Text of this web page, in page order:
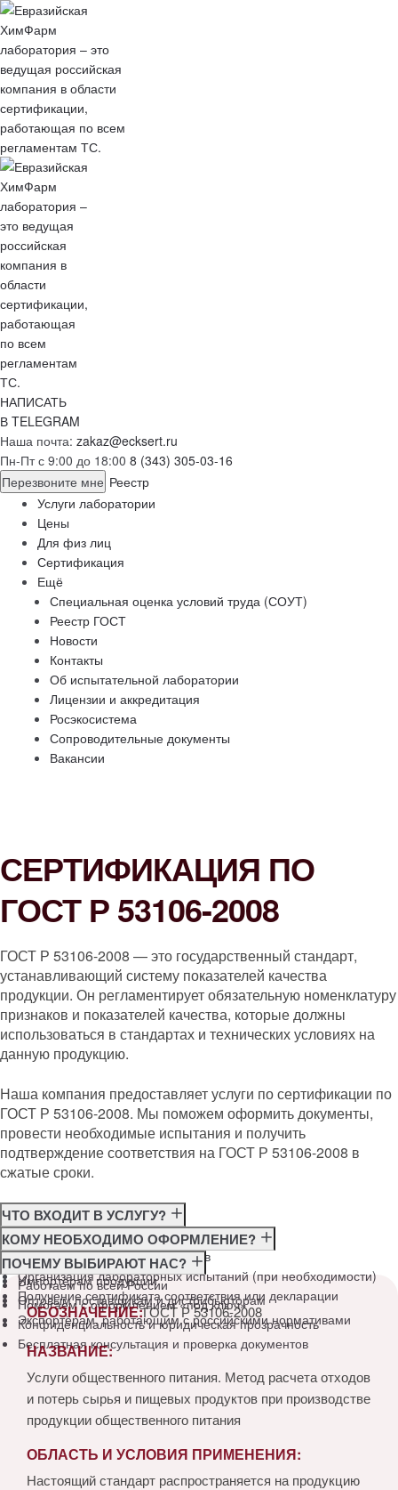
НАПИСАТЬ
В TELEGRAM
Наша почта: zakaz@ecksert.ru
Пн-Пт с 9:00 до 18:00 8 (343) 305-03-16
Перезвоните мне Реестр
Услуги лаборатории
Цены
Для физ лиц
Сертификация
Ещё
Специальная оценка условий труда (СОУТ)
Реестр ГОСТ
Новости
Контакты
Об испытательной лаборатории
Лицензии и аккредитация
Росэкосистема
Сопроводительные документы
Вакансии
СЕРТИФИКАЦИЯ ПО
ГОСТ Р 53106-2008
ГОСТ Р 53106-2008 — это государственный стандарт,
устанавливающий систему показателей качества
продукции. Он регламентирует обязательную номенклатуру
признаков и показателей качества, которые должны
использоваться в стандартах и технических условиях на
данную продукцию.
Наша компания предоставляет услуги по сертификации по
ГОСТ Р 53106-2008. Мы поможем оформить документы,
провести необходимые испытания и получить
подтверждение соответствия на ГОСТ Р 53106-2008 в
сжатые сроки.
ЧТО ВХОДИТ В УСЛУГУ?
Консультация по требованиям ГОСТ
Подготовка и подача документов
Организация лабораторных испытаний (при необходимости)
Получение сертификата соответствия или декларации
КОМУ НЕОБХОДИМО ОФОРМЛЕНИЕ?
Производителям
Импортёрам продукции
Оптовым поставщикам и дистрибьюторам
Экспортёрам, работающим с российскими нормативами
ПОЧЕМУ ВЫБИРАЮТ НАС?
Работаем по всей России
Помогаем с оформлением «под ключ»
Конфиденциальность и юридическая прозрачность
Бесплатная консультация и проверка документов
ОБОЗНАЧЕНИЕ:ГОСТ Р 53106-2008
НАЗВАНИЕ:
Услуги общественного питания. Метод расчета отходов
и потерь сырья и пищевых продуктов при производстве
продукции общественного питания
ОБЛАСТЬ И УСЛОВИЯ ПРИМЕНЕНИЯ:
Настоящий стандарт распространяется на продукцию